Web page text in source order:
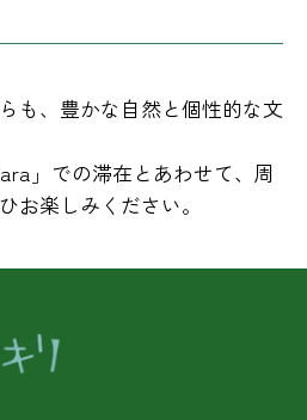
も、豊かな自然と個性的な文
」での滞在とあわせて、周
お楽しみください。